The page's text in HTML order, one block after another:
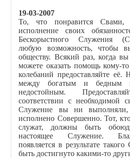
19-03-2007
То, что понравится Свами,
исполнение своих
Бескорыстного Служения
любую возможность, чтобы
обществу. Всякий раз, когда
можете оказать помощь кому-
колебаний предоставляйте её.
между богатым и бедным
недостойным.
соответствии с необходимой
Служение вы ни
исполнено Совершенно. Тот,
служат, должны быть
настоящее Служение.
появляется в результате
быть достигнуто какими-то